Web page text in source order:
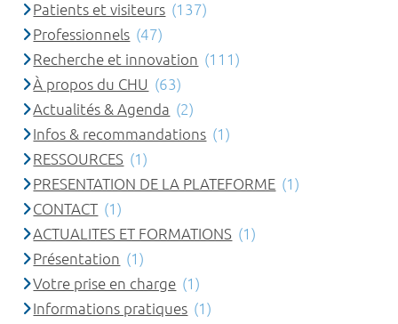
Patients et visiteurs (137)
Professionnels (47)
Recherche et innovation (111)
À propos du CHU (63)
Actualités & Agenda (2)
Infos & recommandations (1)
RESSOURCES (1)
PRESENTATION DE LA PLATEFORME (1)
CONTACT (1)
ACTUALITES ET FORMATIONS (1)
Présentation (1)
Votre prise en charge (1)
Informations pratiques (1)